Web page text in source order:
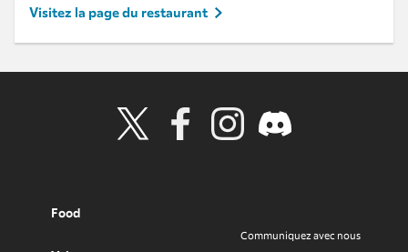
Visitez la page du restaurant
Food
Communiquez avec nous
Visit Wendy's Twitter
Visit Wendy's Facebook
Visit Wendy's Instagram
Visit Wendy's Discord